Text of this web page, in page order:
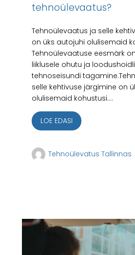
tehnoülevaatus?
Tehnoülevaatus ja selle
on üks autojuhi olulisemaid
Tehnoülevaatuse eesmärk
liiklusele ohutu ja
tehnoseisundi
selle kehtivuse järgimine on
olulisemaid kohustusi....
LOE EDASI
Tehnoülevatus Tallinnas